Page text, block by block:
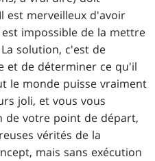
est merveilleux d'avoir
impossible de la mettre
solution, c'est de
et de déterminer ce qu'il
le monde puisse vraiment
joli, et vous vous
de votre point de départ,
vérités de la
mais sans exécution